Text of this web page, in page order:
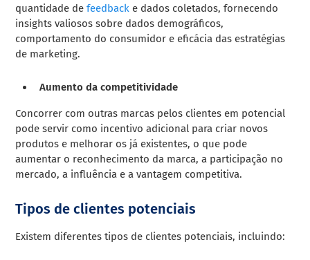
quantidade defeedback e dados coletados, fornecendo
insights valiosos sobre dados demográficos,
comportamento do consumidor e eficácia das estratégias
de marketing.
Aumento da competitividade
Concorrer com outras marcas pelos clientes em potencial
pode servir como incentivo adicional para criar novos
produtos e melhorar os já existentes, o que pode
aumentar o reconhecimento da marca, a participação no
mercado, a influência e a vantagem competitiva.
Tipos de clientes potenciais
Existem diferentes tipos de clientes potenciais, incluindo: